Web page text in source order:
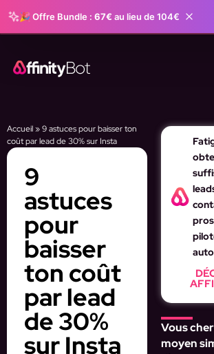
🎉 Offre Bundle : 67€ au lieu de 104€
Accueil»9 astuces pour baisser ton
coût par lead de 30% sur Insta
9
astuces
pour
baisser
ton coût
par lead
de 30%
sur Insta
Vous
moyen